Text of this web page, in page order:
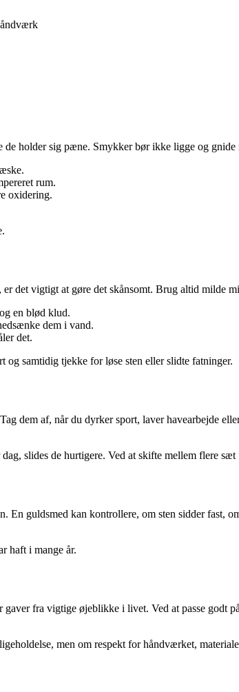
holder sig pæne. Smykker bør ikke ligge og
rum.
oxidering.
det vigtigt at gøre det skånsomt. Brug altid milde
en blød klud.
dem i vand.
det.
samtidig tjekke for løse sten eller slidte fatninger.
dem af, når du dyrker sport, laver havearbejde
slides de hurtigere. Ved at skifte mellem flere
En guldsmed kan kontrollere, om sten sidder fast,
haft i mange år.
fra vigtige øjeblikke i livet. Ved at passe godt
men om respekt for håndværket,